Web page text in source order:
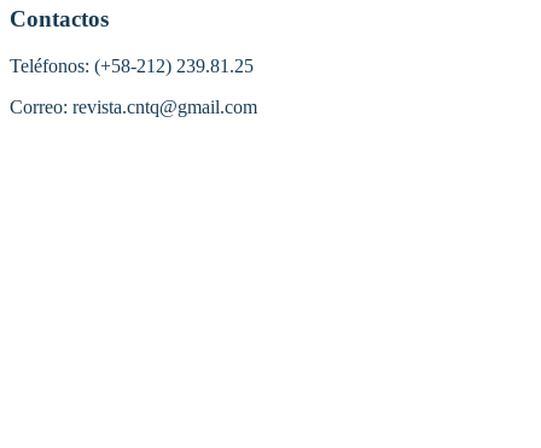
Contactos
Teléfonos: (+58-212) 239.81.25
Correo: revista.cntq@gmail.com